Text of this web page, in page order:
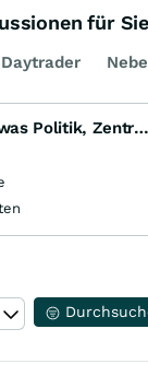
für Sie
Daytrader
Das große Ganze - was Politik, Zentralbanken, Trends, Medien und Gesellschaft mit Aktien, Rohstoffen